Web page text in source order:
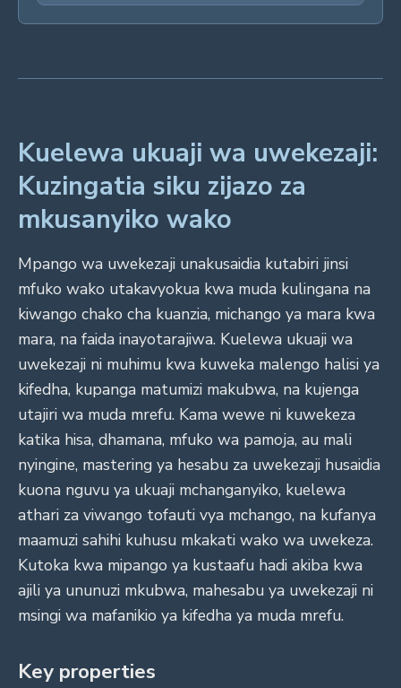
Kuelewa ukuaji wa uwekezaji:
Kuzingatia siku zijazo za
mkusanyiko wako
Mpango wa uwekezaji unakusaidia kutabiri jinsi
mfuko wako utakavyokua kwa muda kulingana na
kiwango chako cha kuanzia, michango ya mara kwa
mara, na faida inayotarajiwa. Kuelewa ukuaji wa
uwekezaji ni muhimu kwa kuweka malengo halisi ya
kifedha, kupanga matumizi makubwa, na kujenga
utajiri wa muda mrefu. Kama wewe ni kuwekeza
katika hisa, dhamana, mfuko wa pamoja, au mali
nyingine, mastering ya hesabu za uwekezaji husaidia
kuona nguvu ya ukuaji mchanganyiko, kuelewa
athari za viwango tofauti vya mchango, na kufanya
maamuzi sahihi kuhusu mkakati wako wa uwekeza.
Kutoka kwa mipango ya kustaafu hadi akiba kwa
ajili ya ununuzi mkubwa, mahesabu ya uwekezaji ni
msingi wa mafanikio ya kifedha ya muda mrefu.
Key properties